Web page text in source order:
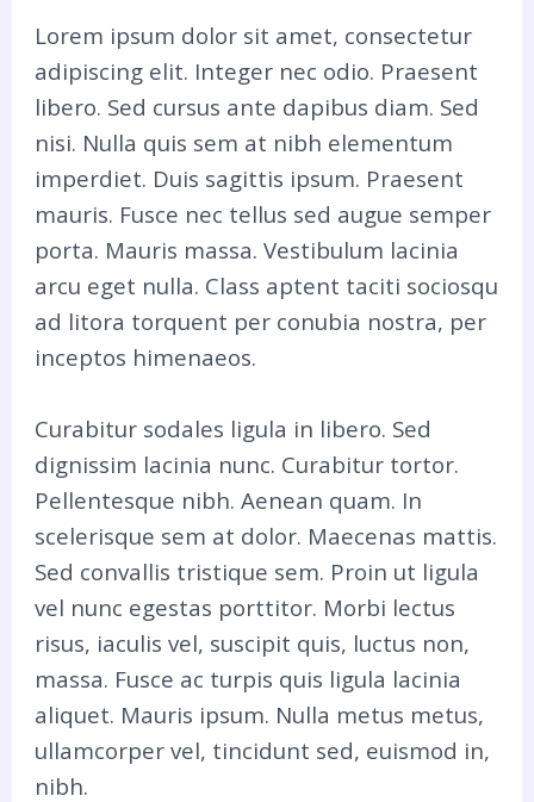
Lorem ipsum dolor sit amet, consectetur
adipiscing elit. Integer nec odio. Praesent
libero. Sed cursus ante dapibus diam. Sed
nisi. Nulla quis sem at nibh elementum
imperdiet. Duis sagittis ipsum. Praesent
mauris. Fusce nec tellus sed augue semper
porta. Mauris massa. Vestibulum lacinia
arcu eget nulla. Class aptent taciti sociosqu
ad litora torquent per conubia nostra, per
inceptos himenaeos.
Curabitur sodales ligula in libero. Sed
dignissim lacinia nunc. Curabitur tortor.
Pellentesque nibh. Aenean quam. In
scelerisque sem at dolor. Maecenas mattis.
Sed convallis tristique sem. Proin ut ligula
vel nunc egestas porttitor. Morbi lectus
risus, iaculis vel, suscipit quis, luctus non,
massa. Fusce ac turpis quis ligula lacinia
aliquet. Mauris ipsum. Nulla metus metus,
ullamcorper vel, tincidunt sed, euismod in,
nibh.